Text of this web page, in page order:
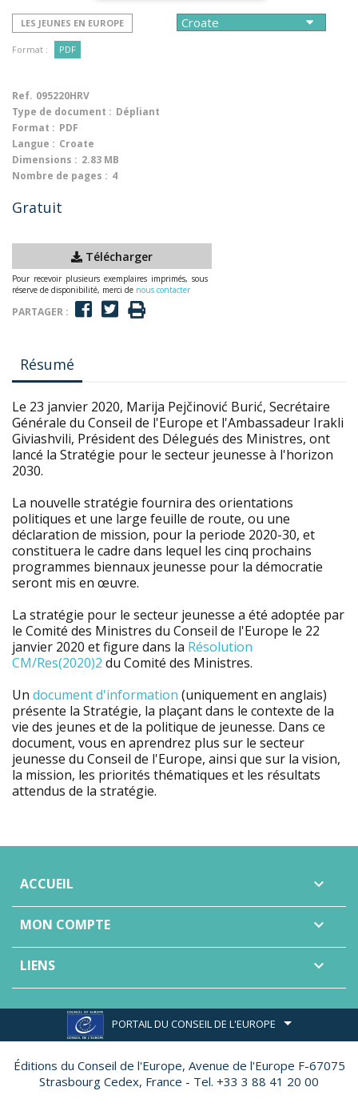
LES JEUNES EN EUROPE
Format : PDF
Ref. 095220HRV
Type de document : Dépliant
Format : PDF
Langue : Croate
Dimensions : 2.83 MB
Nombre de pages : 4
Gratuit
Télécharger
Pour recevoir plusieurs exemplaires imprimés, sous
réserve de disponibilité, merci de nous contacter
PARTAGER :
Résumé
Le 23 janvier 2020, Marija Pejčinović Burić, Secrétaire
Générale du Conseil de l'Europe et l'Ambassadeur Irakli
Giviashvili, Président des Délegués des Ministres, ont
lancé la Stratégie pour le secteur jeunesse à l'horizon
2030.
La nouvelle stratégie fournira des orientations
politiques et une large feuille de route, ou une
déclaration de mission, pour la periode 2020-30, et
constituera le cadre dans lequel les cinq prochains
programmes biennaux jeunesse pour la démocratie
seront mis en œuvre.
La stratégie pour le secteur jeunesse a été adoptée par
le Comité des Ministres du Conseil de l'Europe le 22
janvier 2020 et figure dans la Résolution
CM/Res(2020)2 du Comité des Ministres.
Un document d'information (uniquement en anglais)
présente la Stratégie, la plaçant dans le contexte de la
vie des jeunes et de la politique de jeunesse. Dans ce
document, vous en aprendrez plus sur le secteur
jeunesse du Conseil de l'Europe, ainsi que sur la vision,
la mission, les priorités thématiques et les résultats
attendus de la stratégie.
ACCUEIL 
MON COMPTE 
LIENS 
PORTAIL DU CONSEIL DE L'EUROPE
Éditions du Conseil de l'Europe, Avenue de l'Europe F-67075
Strasbourg Cedex, France - Tel. +33 3 88 41 20 00